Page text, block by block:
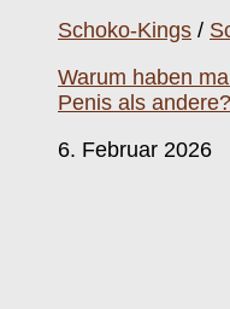
Schoko-Kings /
Warum haben
Penis als andere?
6. Februar 2026